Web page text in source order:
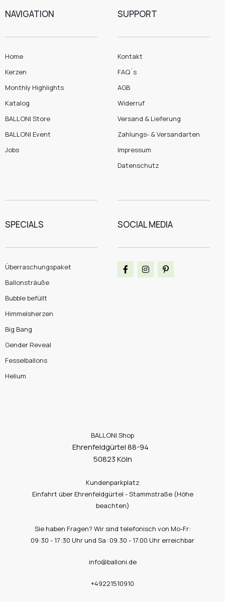
NAVIGATION
Home
Kerzen
Monthly Highlights
Katalog
BALLONI Store
BALLONI Event
Jobs
SUPPORT
Kontakt
FAQ´s
AGB
Widerruf
Versand & Lieferung
Zahlungs- & Versandarten
Impressum
Datenschutz
SPECIALS
Überraschungspaket
Ballonsträuße
Bubble befüllt
Himmelsherzen
Big Bang
Gender Reveal
Fesselballons
Helium
SOCIAL MEDIA
BALLONI Shop
Ehrenfeldgürtel 88-94
50823 Köln
Kundenparkplatz
Einfahrt über Ehrenfeldgürtel - Stammstraße (Höhe
beachten)
Sie haben Fragen? Wir sind telefonisch von Mo-Fr:
09:30 - 17:30 Uhr und Sa: 09.30 - 17.00 Uhr erreichbar
info@balloni.de
+49221510910